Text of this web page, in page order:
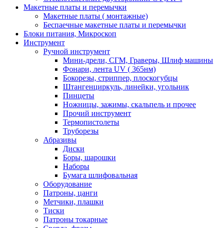
Макетные платы и перемычки
Макетные платы ( монтажные)
Беспаечные макетные платы и перемычки
Блоки питания, Микроскоп
Инструмент
Ручной инструмент
Мини-дрели, СГМ, Граверы, Шлиф машины
Фонари, лента UV ( 365нм)
Бокорезы, cтриппер, плоскогубцы
Штангенциркуль, линейки, угольник
Пинцеты
Ножницы, зажимы, скальпель и прочее
Прочий инструмент
Термопистолеты
Труборезы
Абразивы
Диски
Боры, шарошки
Наборы
Бумага шлифовальная
Оборудование
Патроны, цанги
Метчики, плашки
Тиски
Патроны токарные